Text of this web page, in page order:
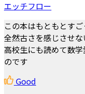
エッチフロー
この本はもともとすご
全然古さを感じさせな
高校生にも読めて数
のです
Good